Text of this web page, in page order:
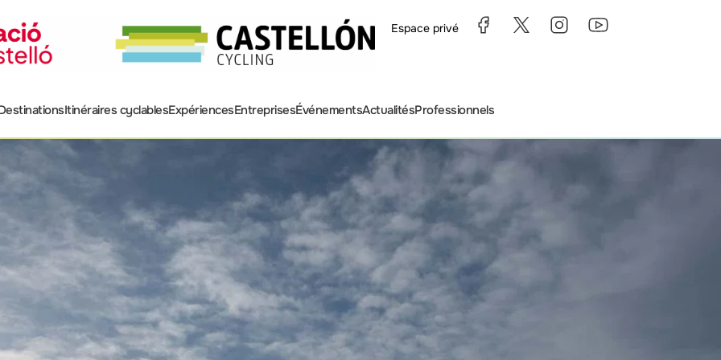
Espace privé
Itinéraires cyclablesExpériencesEntreprisesÉvénementsActualitésProfessionnels